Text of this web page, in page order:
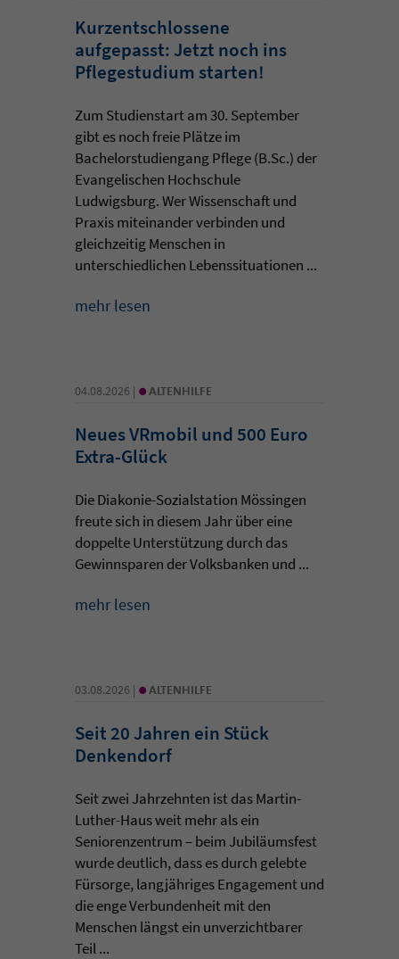
Kurzentschlossene
aufgepasst: Jetzt noch ins
Pflegestudium starten!
Zum Studienstart am 30. September
gibt es noch freie Plätze im
Bachelorstudiengang Pflege (B.Sc.) der
Evangelischen Hochschule
Ludwigsburg. Wer Wissenschaft und
Praxis miteinander verbinden und
gleichzeitig Menschen in
unterschiedlichen Lebenssituationen ...
mehr lesen
04.08.2026 | • ALTENHILFE
Neues VRmobil und 500 Euro
Extra-Glück
Die Diakonie-Sozialstation Mössingen
freute sich in diesem Jahr über eine
doppelte Unterstützung durch das
Gewinnsparen der Volksbanken und ...
mehr lesen
03.08.2026 | • ALTENHILFE
Seit 20 Jahren ein Stück
Denkendorf
Seit zwei Jahrzehnten ist das Martin-
Luther-Haus weit mehr als ein
Seniorenzentrum – beim Jubiläumsfest
wurde deutlich, dass es durch gelebte
Fürsorge, langjähriges Engagement und
die enge Verbundenheit mit den
Menschen längst ein unverzichtbarer
Teil ...